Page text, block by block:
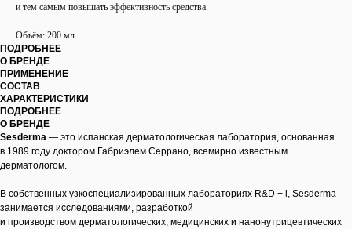
и тем самым повышать эффективность средства.
Объём: 200 мл
ПОДРОБНЕЕ
О БРЕНДЕ
ПРИМЕНЕНИЕ
СОСТАВ
ХАРАКТЕРИСТИКИ
ПОДРОБНЕЕ
О БРЕНДЕ
Sesderma — это испанская дерматологическая лаборатория, основанная
в 1989 году доктором Габриэлем Серрано, всемирно известным
дерматологом.
В собственных узкоспециализированных лабораториях R&D + i, Sesderma
занимается исследованиями, разработкой
и производством дерматологических, медицинских и нанонутрицевтических